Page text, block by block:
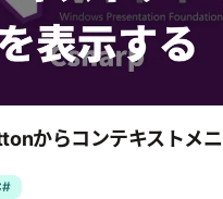
からコンテキストメ